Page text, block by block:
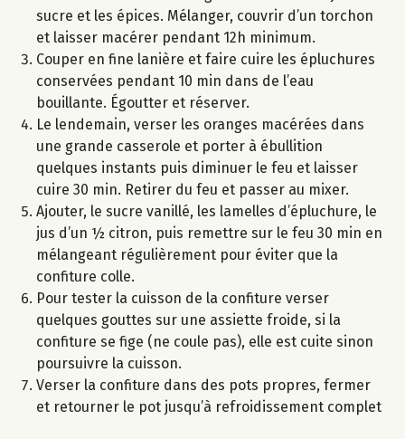
sucre et les épices. Mélanger, couvrir d’un torchon
et laisser macérer pendant 12h minimum.
Couper en fine lanière et faire cuire les épluchures
conservées pendant 10 min dans de l’eau
bouillante. Égoutter et réserver.
Le lendemain, verser les oranges macérées dans
une grande casserole et porter à ébullition
quelques instants puis diminuer le feu et laisser
cuire 30 min. Retirer du feu et passer au mixer.
Ajouter, le sucre vanillé, les lamelles d’épluchure, le
jus d’un ½ citron, puis remettre sur le feu 30 min en
mélangeant régulièrement pour éviter que la
confiture colle.
Pour tester la cuisson de la confiture verser
quelques gouttes sur une assiette froide, si la
confiture se fige (ne coule pas), elle est cuite sinon
poursuivre la cuisson.
Verser la confiture dans des pots propres, fermer
et retourner le pot jusqu’à refroidissement complet